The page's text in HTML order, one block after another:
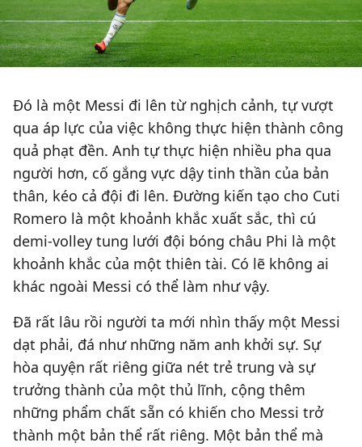
Đó là một Messi đi lên từ nghịch cảnh, tự vượt
qua áp lực của việc không thực hiện thành công
quả phạt đền. Anh tự thực hiện nhiều pha qua
người hơn, cố gắng vực dậy tinh thần của bản
thân, kéo cả đội đi lên. Đường kiến tạo cho Cuti
Romero là một khoảnh khắc xuất sắc, thì cú
demi-volley tung lưới đội bóng châu Phi là một
khoảnh khắc của một thiên tài. Có lẽ không ai
khác ngoài Messi có thể làm như vậy.
Đã rất lâu rồi người ta mới nhìn thấy một Messi
dạt phải, đá như những năm anh khởi sự. Sự
hòa quyện rất riêng giữa nét trẻ trung và sự
trưởng thành của một thủ lĩnh, cộng thêm
những phẩm chất sẵn có khiến cho Messi trở
thành một bản thể rất riêng. Một bản thể mà